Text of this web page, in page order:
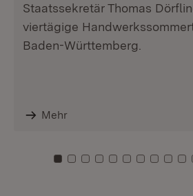
Staatssekretär Thomas
viertägige
Baden-Württemberg.
Mehr
Zu Kachel: 0
Zu Kachel: 1
Zu Kachel: 2
Zu Kachel: 3
Zu Kachel: 4
Zu Kachel:
ZuZuZu